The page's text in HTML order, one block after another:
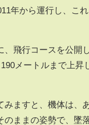
年から運行し、こ
飛行コースを公開
メートルまで上昇
ますと、機体は、
ままの姿勢で、墜